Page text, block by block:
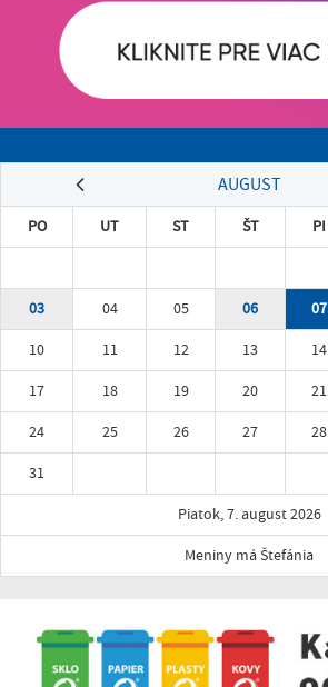
AUGUST
PO UT ST ŠT PI
03
04 05 06 07
10
11 12 13 14
17
18 19 20 21
24
25 26 27 28
31
Piatok, 7. august 2026
Meniny má Štefánia